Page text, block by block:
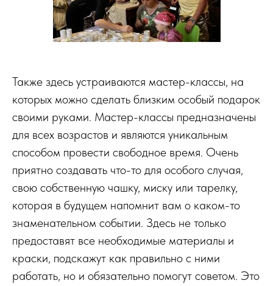
Также здесь устраиваются мастер-классы, на
которых можно сделать близким особый подарок
своими руками. Мастер-классы предназначены
для всех возрастов и являются уникальным
способом провести свободное время. Очень
приятно создавать что-то для особого случая,
свою собственную чашку, миску или тарелку,
которая в будущем напомнит вам о каком-то
знаменательном событии. Здесь не только
предоставят все необходимые материалы и
краски, подскажут как правильно с ними
работать, но и обязательно помогут советом. Это